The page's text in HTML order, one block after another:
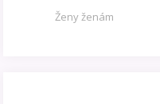
Ženy ženám